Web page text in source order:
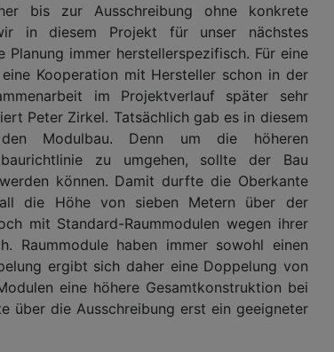
bis zur Ausschreibung ohne konkrete
in diesem Projekt für unser nächstes
immer herstellerspezifisch. Für eine
Kooperation mit Hersteller schon in der
im Projektverlauf später sehr
Peter Zirkel. Tatsächlich gab es in diesem
Modulbau. Denn um die höheren
zu umgehen, sollte der Bau
können. Damit durfte die Oberkante
die Höhe von sieben Metern über der
mit Standard-Raummodulen wegen ihrer
Raummodule haben immer sowohl einen
ergibt sich daher eine Doppelung von
eine höhere Gesamtkonstruktion bei
über die Ausschreibung erst ein geeigneter